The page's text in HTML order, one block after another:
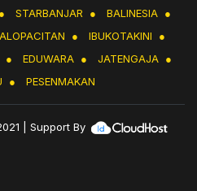
● STARBANJAR ● BALINESIA ●
● IBUKOTAKINI
●
● EDUWARA ● JATENGAJA ●
● PESENMAKAN
| Support By